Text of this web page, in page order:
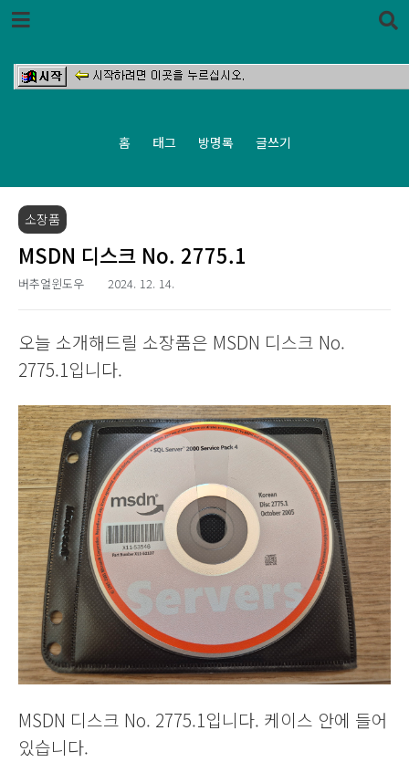
본문 바로가기
홈 태그 방명록 글쓰기
소장품
MSDN 디스크 No. 2775.1
버추얼윈도우 2024. 12. 14.
오늘 소개해드릴 소장품은 MSDN 디스크 No.
2775.1입니다.
MSDN 디스크 No. 2775.1입니다. 케이스 안에 들어
있습니다.